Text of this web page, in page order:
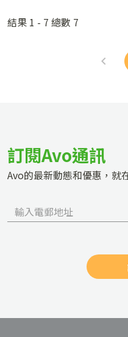
所以會更加努力工作，但
多的掌聲與肯定，會讓
子。即使客觀而言，他
把成功歸於自己，說服
覺得自己是個騙子。 童
到家長管教嚴厲，出現冒
Carina Sonnak和Towell
童，出現冒名頂替症候群
影響兒童心理發展，使
類為精神病，通常不會
向是一種人格特質，要
認，後改善」。有時，
結果 1 - 7 總數 7
訂閱Avo通訊
Avo的最新動態和優惠，就